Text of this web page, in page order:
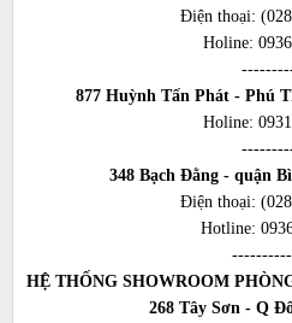
Điện thoại:
Holine:
877 Huỳnh Tấn Phát - Phú
Holine:
348 Bạch Đằng - quận
Điện thoại:
Hotline:
HỆ THỐNG SHOWROOM
268 Tây Sơn - Q